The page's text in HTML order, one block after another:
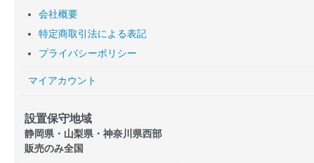
会社概要
特定商取引法による表記
プライバシーポリシー
マイアカウント
設置保守地域
静岡県・山梨県・神奈川県西部
販売のみ全国